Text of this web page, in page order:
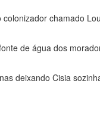
chamado
de água dos
deixando Cisia